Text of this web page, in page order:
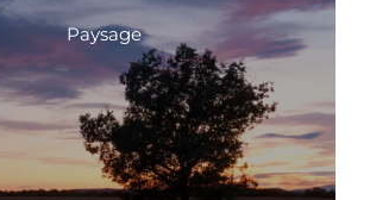
Paysage